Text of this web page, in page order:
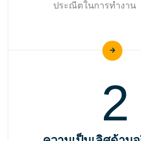
ประณีตในการทำงาน
2